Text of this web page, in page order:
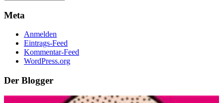
Meta
Anmelden
Eintrags-Feed
Kommentar-Feed
WordPress.org
Der Blogger